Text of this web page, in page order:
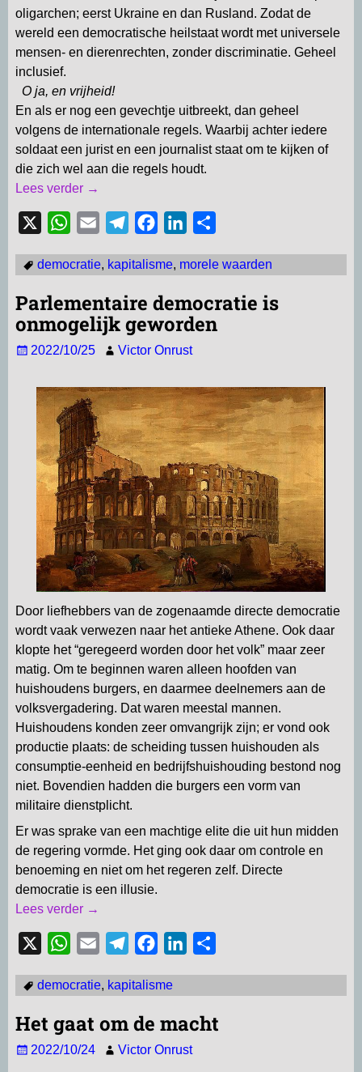
oligarchen; eerst Ukraine en dan Rusland. Zodat de
wereld een democratische heilstaat wordt met universele
mensen- en dierenrechten, zonder discriminatie. Geheel
inclusief.
O ja, en vrijheid!
En als er nog een gevechtje uitbreekt, dan geheel
volgens de internationale regels. Waarbij achter iedere
soldaat een jurist en een journalist staat om te kijken of
die zich wel aan die regels houdt.
Lees verder →
W
a
s
A
p
a
l
l
g
r
a
c
b
o
o
n
e
d
I
l
n
democratie, kapitalisme, morele waarden
Parlementaire democratie is
onmogelijk geworden
2022/10/25 Victor Onrust
Door liefhebbers van de zogenaamde directe democratie
wordt vaak verwezen naar het antieke Athene. Ook daar
klopte het “geregeerd worden door het volk” maar zeer
matig. Om te beginnen waren alleen hoofden van
huishoudens burgers, en daarmee deelnemers aan de
volksvergadering. Dat waren meestal mannen.
Huishoudens konden zeer omvangrijk zijn; er vond ook
productie plaats: de scheiding tussen huishouden als
consumptie-eenheid en bedrijfshuishouding bestond nog
niet. Bovendien hadden die burgers een vorm van
militaire dienstplicht.
Er was sprake van een machtige elite die uit hun midden
de regering vormde. Het ging ook daar om controle en
benoeming en niet om het regeren zelf. Directe
democratie is een illusie.
Lees verder →
W
a
s
A
a
l
l
g
r
c
b
o
e
d
n
democratie, kapitalisme
Het gaat om de macht
2022/10/24 Victor Onrust